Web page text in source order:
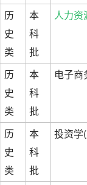
历
史
类
本
科
批
人力资
历
史
类
本
科
批
电子商
历
史
类
本
科
批
投资学